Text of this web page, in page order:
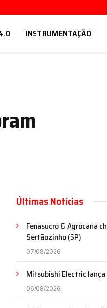
INSTRUMENTAÇÃO
Últimas Notícias
Fenasucro & Agrocana
Sertãozinho (SP)
07/08/2026
Mitsubishi Electric lança
06/08/2026